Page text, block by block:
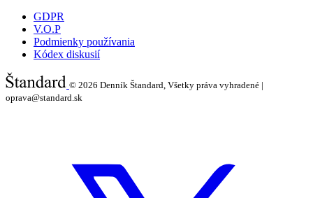
GDPR
V.O.P
Podmienky používania
Kódex diskusií
© 2026 Denník Štandard, Všetky práva vyhradené |
oprava@standard.sk